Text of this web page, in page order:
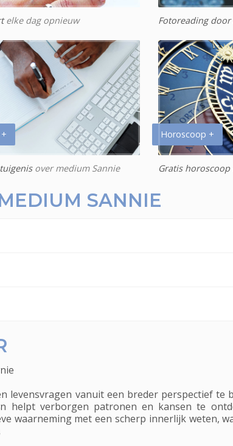
elke dag opnieuw Fotoreading
over medium Sannie
Horoscoop +
Gratis horoscoop
SANNIE
levensvragen vanuit een breder perspectief te
helpt verborgen patronen en kansen te
waarneming met een scherp innerlijk weten,